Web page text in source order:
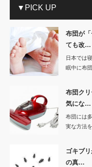
▼PICK UP
布団が
ても改…
日本では
眠中に布
布団ク
気にな…
布団には
実な方法
ゴキブ
の真…